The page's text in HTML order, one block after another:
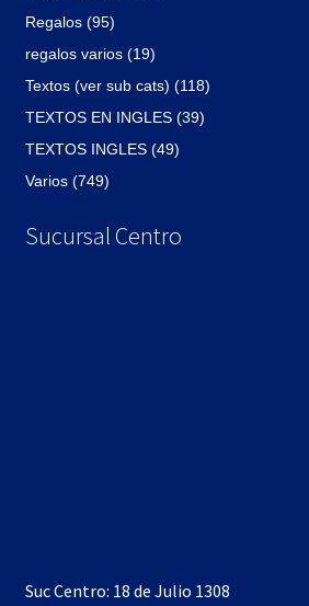
Regalos (95)
regalos varios (19)
Textos (ver sub cats) (118)
TEXTOS EN INGLES (39)
TEXTOS INGLES (49)
Varios (749)
Sucursal Centro
Suc Centro: 18 de Julio 1308